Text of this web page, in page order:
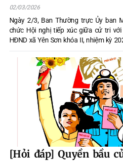
khóa II, nhiệm kỳ 2026
bầu cử số 02 tại các
Đảng
02/03/2026
Ngày 2/3, Ban Thường trực Ủy ban
chức Hội nghị tiếp xúc giữa cử tri
HĐND xã Yên Sơn khóa II, nhiệm kỳ
số 02 tại thôn Cầu Trôi, Khe Đảng.
[Hỏi đáp] Quyền bầu